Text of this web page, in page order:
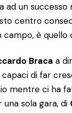
ad un
centro
è quello
Braca a
di far
mentre ci ha
sola gara, di